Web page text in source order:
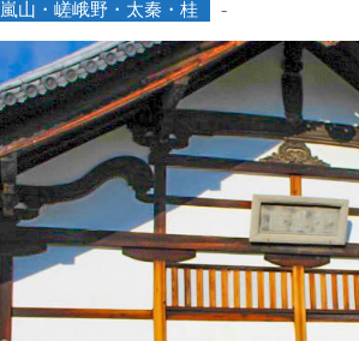
嵐山・嵯峨野・太秦・桂 -